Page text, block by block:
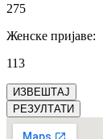
275
Женске пријаве:
113
ИЗВЕШТАЈ
РЕЗУЛТАТИ